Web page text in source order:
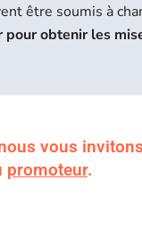
être soumis à
pour obtenir les
vous
promoteur.